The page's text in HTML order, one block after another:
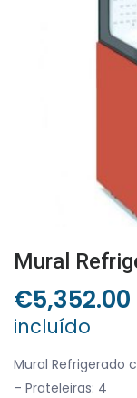
€5,352.00
incluído
Mural Refrigerado
– Prateleiras: 4